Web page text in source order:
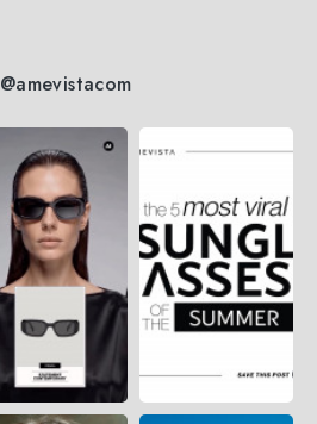
@amevistacom